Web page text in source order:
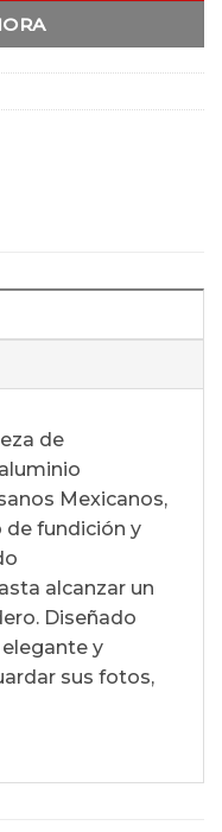
de
Mexicanos,
fundición y
alcanzar un
Diseñado
y
sus fotos,